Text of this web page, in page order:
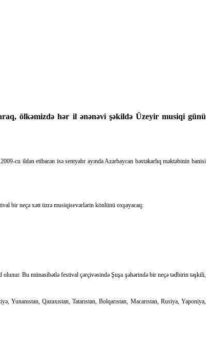
ölkəmizdə hər il ənənəvi şəkildə Üzeyir musiqi günü
cu ildən etibarən isə sentyabr ayında Azərbaycan bəstəkarlıq məktəbinin banisi
bir neçə xətt üzrə musiqisevərlərin könlünü oxşayacaq:
Bu münasibətlə festival çərçivəsində Şuşa şəhərində bir neçə tədbirin təşkili,
Qazaxıstan, Tatarıstan, Bolqarıstan, Macarıstan, Rusiya, Yaponiya,